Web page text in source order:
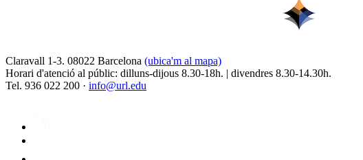
Claravall 1-3. 08022 Barcelona (ubica'm al mapa)
Horari d'atenció al públic: dilluns-dijous 8.30-18h. | divendres 8.30-14.30h.
Tel. 936 022 200 · info@url.edu